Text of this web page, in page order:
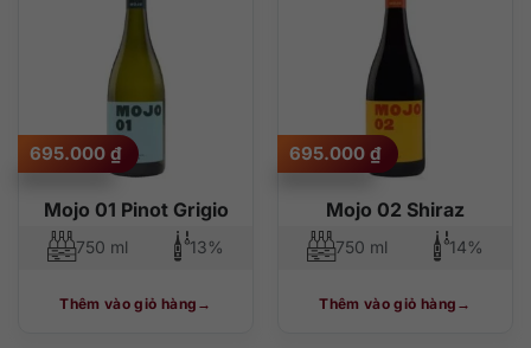
Mojo 01 Pinot Grigio
695.000 ₫
750 ml 13%
Thêm vào giỏ hàng
Mojo 02 Shiraz
695.000 ₫
750 ml 14%
Thêm vào giỏ hàng